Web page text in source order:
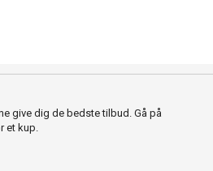
give dig de bedste tilbud. Gå på
et kup.